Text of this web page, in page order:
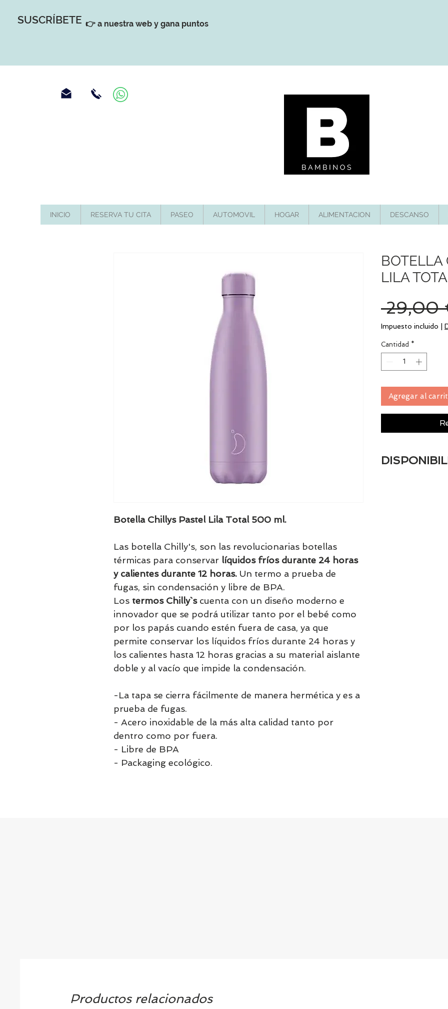
SUSCRÍBETE 👉 a nuestra web y gana puntos
INICIO RESERVA TU CITA PASEO AUTOMOVIL HOGAR ALIMENTACION DESCANSO
Botella Chillys Pastel Lila Total 500 ml.
Las botella Chilly's, son las revolucionarias botellas
térmicas para conservar líquidos fríos durante 24 horas
y calientes durante 12 horas. Un termo a prueba de
fugas, sin condensación y libre de BPA.
Los termos Chilly`scuenta con un diseño moderno e
innovador que se podrá utilizar tanto por el bebé como
por los papás cuando estén fuera de casa, ya que
permite conservar los líquidos fríos durante 24 horas y
los calientes hasta 12 horas gracias a su material aislante
doble y al vacío que impide la condensación.
-La tapa se cierra fácilmente de manera hermética y es a
prueba de fugas.
- Acero inoxidable de la más alta calidad tanto por
dentro como por fuera.
- Libre de BPA
- Packaging ecológico.
BOTELLA
LILA
29,00
Impuesto incluido
Cantidad *
Agregar al
Productos relacionados